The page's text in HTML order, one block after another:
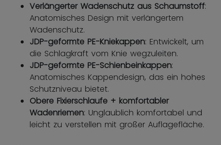
Verlängerter Wadenschutz aus Schaumstoff:
Anatomisches Design mit verlängertem
Wadenschutz.
JDP-geformte PE-Kniekappen: Entwickelt, um
die Schlagkraft vom Knie wegzuleiten.
JDP-geformte PE-Schienbeinkappen:
Anatomisches Kappendesign, das ein hohes
Schutzniveau bietet.
Obere Fixierschlaufe + komfortabler
Wadenriemen: Unglaublich komfortabel und
leicht zu verstellen mit großer Auflagefläche.